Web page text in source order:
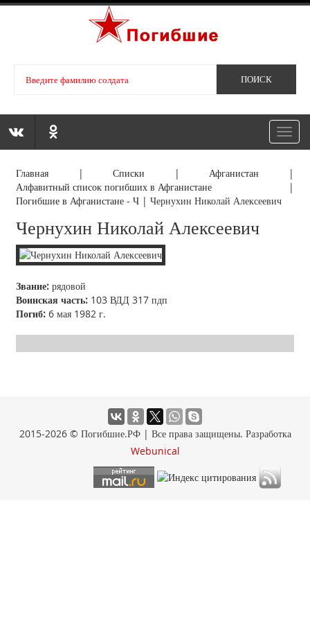
Главная |Списки | Афганистан |
Алфавитный список погибших в Афганистане |
Погибшие в Афганистане - Ч |Чернухин Николай Алексеевич
Чернухин Николай Алексеевич
Звание: рядовой
Воинская часть: 103 ВДД 317 пдп
Погиб: 6 мая 1982 г.
2015-2026 © Погибшие.РФ | Все права защищены. Разработка
Webunical